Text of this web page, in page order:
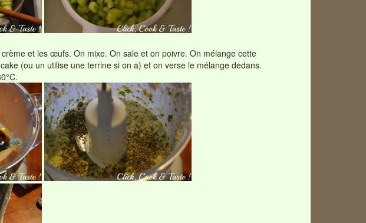
et les œufs. On mixe. On sale et on poivre. On mélange cette
(ou un utilise une terrine si on a) et on verse le mélange dedans.